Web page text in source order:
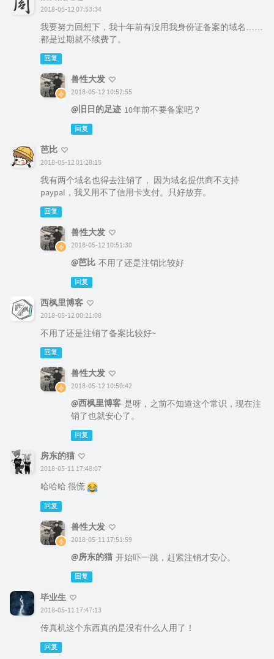
2018-05-12 07:53:34
我要努力回想下，我十年前有没用我身份证备案的域名……
都是过期就不续费了。
回复
兽性大发
2018-05-12 10:52:55
@旧日的足迹 10年前不要备案吧？
回复
芭比
2018-05-12 01:28:15
我有两个域名也得去注销了， 因为域名提供商不支持
paypal，我又用不了信用卡支付。只好放弃。
回复
兽性大发
2018-05-12 10:51:30
@芭比 不用了还是注销比较好
回复
西枫里博客
2018-05-12 00:21:08
不用了还是注销了备案比较好~
回复
兽性大发
2018-05-12 10:50:42
@西枫里博客 是呀，之前不知道这个常识，现在注
销了也就安心了。
回复
房东的猫
2018-05-11 17:48:07
哈哈哈 很慌
回复
兽性大发
2018-05-11 17:51:59
@房东的猫 开始吓一跳，赶紧注销才安心。
回复
毕业生
2018-05-11 17:47:13
传真机这个东西真的是没有什么人用了！
回复